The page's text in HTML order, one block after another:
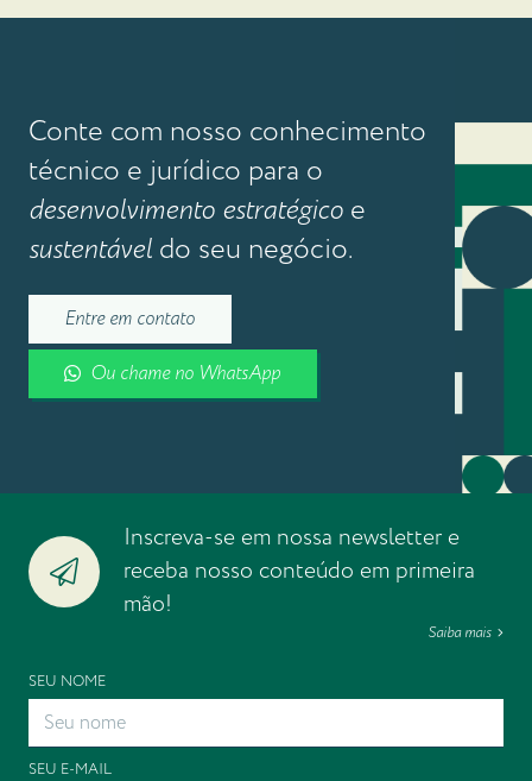
Conte com nosso conhecimento
técnico e jurídico para o
desenvolvimento estratégico e
sustentável do seu negócio.
Entre em contato
Ou chame no WhatsApp
Inscreva-se em nossa newsletter e
receba nosso conteúdo em primeira
mão!
Saiba mais
SEU NOME
SEU E-MAIL